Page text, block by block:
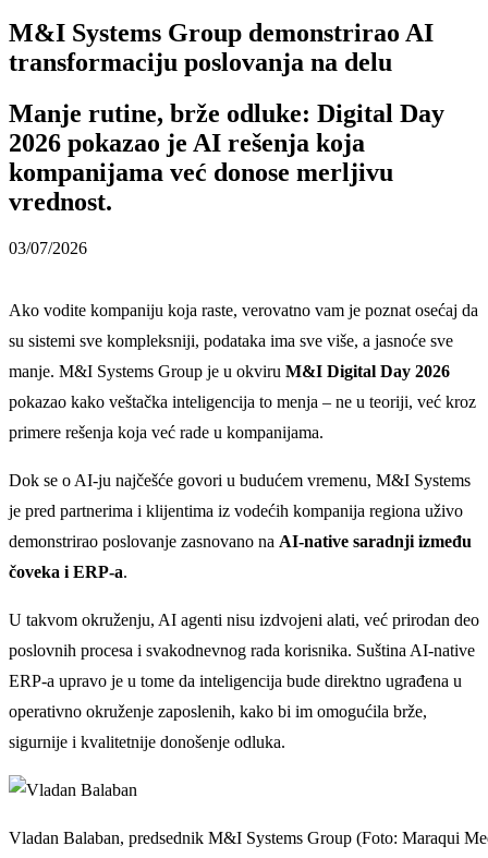
M&I Systems Group demonstrirao AI
transformaciju poslovanja na delu
Manje rutine, brže odluke: Digital Day
2026 pokazao je AI rešenja koja
kompanijama već donose merljivu
vrednost.
03/07/2026
Ako vodite kompaniju koja raste, verovatno vam je poznat osećaj da
su sistemi sve kompleksniji, podataka ima sve više, a jasnoće sve
manje. M&I Systems Group je u okviru M&I Digital Day 2026
pokazao kako veštačka inteligencija to menja – ne u teoriji, već kroz
primere rešenja koja već rade u kompanijama.
Dok se o AI-ju najčešće govori u budućem vremenu, M&I Systems
je pred partnerima i klijentima iz vodećih kompanija regiona uživo
demonstrirao poslovanje zasnovano na AI-native saradnji između
čoveka i ERP-a.
U takvom okruženju, AI agenti nisu izdvojeni alati, već prirodan deo
poslovnih procesa i svakodnevnog rada korisnika. Suština AI-native
ERP-a upravo je u tome da inteligencija bude direktno ugrađena u
operativno okruženje zaposlenih, kako bi im omogućila brže,
sigurnije i kvalitetnije donošenje odluka.
Vladan Balaban, predsednik M&I Systems Group (Foto: Maraqui